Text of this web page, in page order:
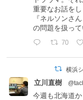
重要なお話を
『ネルソンさ
の問題を扱って
70
横浜
立川直樹
今週も北海道